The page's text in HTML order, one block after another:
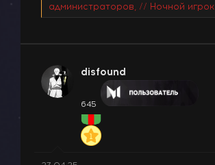
администраторов, // Ночной игрок
disfound
645